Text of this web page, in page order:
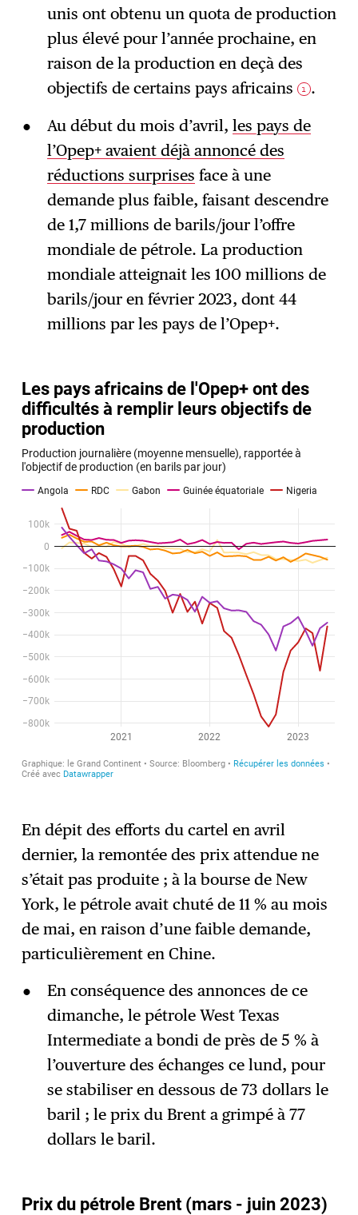
unis ont obtenu un quota de production
plus élevé pour l’année prochaine, en
raison de la production en deçà des
objectifs de certains pays africains
1 .
Au début du mois d’avril, les pays de
l’Opep+ avaient déjà annoncé des
réductions surprises face à une
demande plus faible, faisant descendre
de 1,7 millions de barils/jour l’offre
mondiale de pétrole. La production
mondiale atteignait les 100 millions de
barils/jour en février 2023, dont 44
millions par les pays de l’Opep+.
En dépit des efforts du cartel en avril
dernier, la remontée des prix attendue ne
s’était pas produite ; à la bourse de New
York, le pétrole avait chuté de 11 % au mois
de mai, en raison d’une faible demande,
particulièrement en Chine.
En conséquence des annonces de ce
dimanche, le pétrole West Texas
Intermediate a bondi de près de 5 % à
l’ouverture des échanges ce lund, pour
se stabiliser en dessous de 73 dollars le
baril ; le prix du Brent a grimpé à 77
dollars le baril.